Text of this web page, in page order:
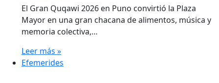
El Gran Quqawi 2026 en Puno convirtió la Plaza
Mayor en una gran chacana de alimentos, música y
memoria colectiva,…
Leer más »
Efemerides